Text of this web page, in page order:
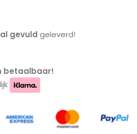
gevuld geleverd!
betaalbaar!